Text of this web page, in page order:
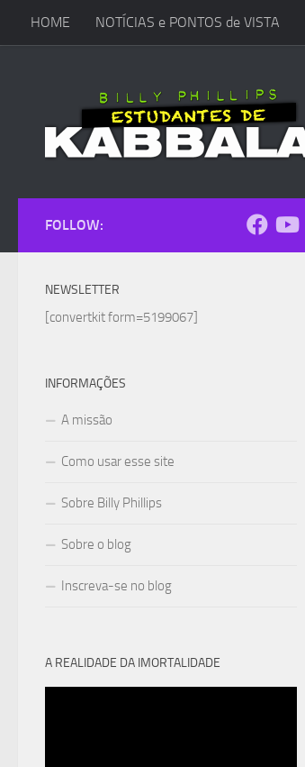
Skip to content
HOME NOTÍCIAS e PONTOS de VISTA
FOLLOW:
NEWSLETTER
[convertkit form=5199067]
INFORMAÇÕES
A missão
Como usar esse site
Sobre Billy Phillips
Sobre o blog
Inscreva-se no blog
A REALIDADE DA IMORTALIDADE